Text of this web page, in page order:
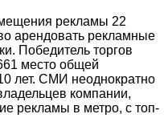
рекламы 22
арендовать рекламные
Победитель торгов
место общей
лет. СМИ неоднократно
компании,
рекламы в метро, с топ-